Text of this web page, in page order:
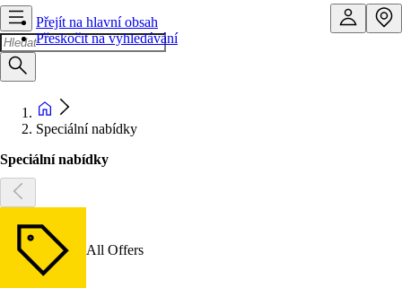
Přejít na hlavní obsah
Přeskočit na vyhledávání
Speciální nabídky
Speciální nabídky
All Offers